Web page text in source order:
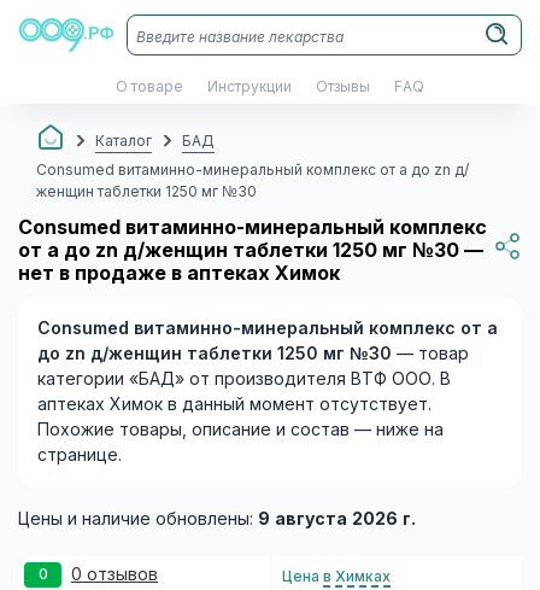
О товаре Инструкции Отзывы FAQ
Каталог
БАД
Consumed витаминно-минеральный комплекс от a до zn д/
женщин таблетки 1250 мг №30
Consumed витаминно-минеральный комплекс
от a до zn д/женщин таблетки 1250 мг №30 —
нет в продаже в аптеках Химок
Consumed витаминно-минеральный комплекс от a
до zn д/женщин таблетки 1250 мг №30 — товар
категории «БАД» от производителя ВТФ ООО. В
аптеках Химок в данный момент отсутствует.
Похожие товары, описание и состав — ниже на
странице.
Цены и наличие обновлены: 9 августа 2026 г.
0 0 отзывов Цена в Химках